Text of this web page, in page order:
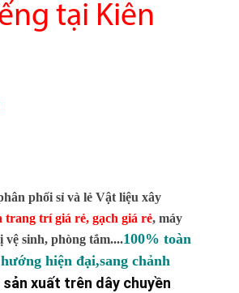
tại Kiên
phối sỉ và lẻ Vật liệu xây
trang trí giá rẻ,gạch giá rẻ, máy
sinh, phòng tắm....100% toàn
hiện đại,sang chảnh
xuất trên dây chuyền